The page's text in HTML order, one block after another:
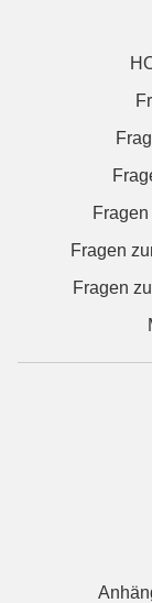
Fragen
Fragen